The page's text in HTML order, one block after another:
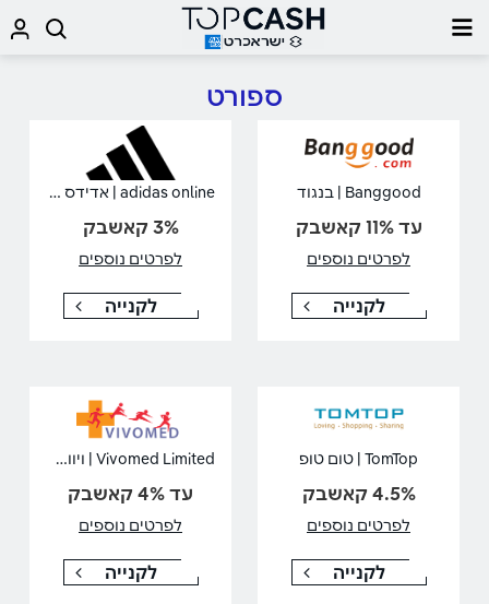
ספורט
Banggood | בנגוד
עד 11% קאשבק
לפרטים נוספים
לקנייה
adidas online | אדידס אונליין
3% קאשבק
לפרטים נוספים
לקנייה
TomTop | טום טופ
4.5% קאשבק
לפרטים נוספים
לקנייה
Vivomed Limited | ויוומד לימיטד
עד 4% קאשבק
לפרטים נוספים
לקנייה